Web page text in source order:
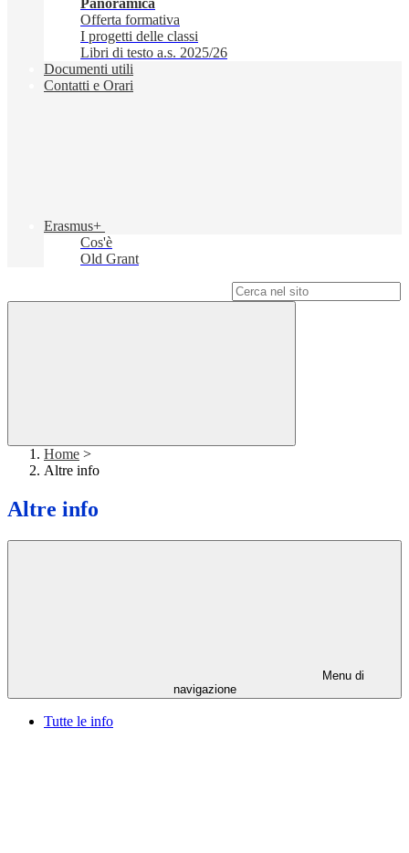
Panoramica
Offerta formativa
I progetti delle classi
Libri di testo a.s. 2025/26
Documenti utili
Contatti e Orari
Erasmus+
Cos'è
Old Grant
Home >
Altre info
Altre info
Menu di
navigazione
Tutte le info